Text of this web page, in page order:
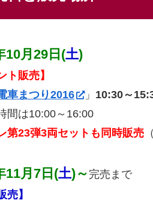
10月29日(土)
ト販売】
車まつり2016 」 10:30～
間は10:00～16:00
第23弾3両セットも同時販売
11月7日(土)～ 完売まで
売】